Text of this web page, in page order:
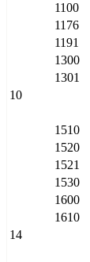
1100
1176
1191
1300
1301
10
1510
1520
1521
1530
1600
1610
14